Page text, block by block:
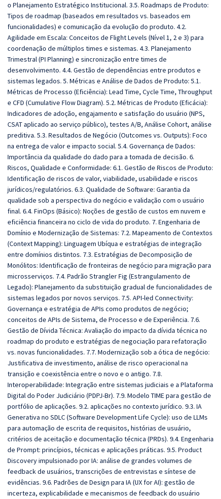
o Planejamento Estratégico Institucional. 3.5. Roadmaps de Produto:
Tipos de roadmap (baseados em resultados vs. baseados em
funcionalidades) e comunicação da evolução do produto. 4.2.
Agilidade em Escala: Conceitos de Flight Levels (Nível 1, 2 e 3) para
coordenação de múltiplos times e sistemas. 4.3. Planejamento
Trimestral (PI Planning) e sincronização entre times de
desenvolvimento. 4.4. Gestão de dependências entre produtos e
sistemas legados. 5. Métricas e Análise de Dados de Produto: 5.1.
Métricas de Processo (Eficiência): Lead Time, Cycle Time, Throughput
e CFD (Cumulative Flow Diagram). 5.2. Métricas de Produto (Eficácia):
Indicadores de adoção, engajamento e satisfação do usuário (NPS,
CSAT aplicado ao serviço público), testes A/B, Análise Cohort, análise
preditiva. 5.3. Resultados de Negócio (Outcomes vs. Outputs): Foco
na entrega de valor e impacto social. 5.4. Governança de Dados:
Importância da qualidade do dado para a tomada de decisão. 6.
Riscos, Qualidade e Conformidade: 6.1. Gestão de Riscos de Produto:
Identificação de riscos de valor, viabilidade, usabilidade e riscos
jurídicos/regulatórios. 6.3. Qualidade de Software: Garantia da
qualidade sob a perspectiva do negócio e validação com o usuário
final. 6.4. FinOps (Básico): Noções de gestão de custos em nuvem e
eficiência financeira no ciclo de vida do produto. 7. Engenharia de
Domínio e Modernização de Sistemas: 7.2. Mapeamento de Contextos
(Context Mapping): Linguagem Ubíqua e estratégias de integração
entre domínios distintos. 7.3. Estratégias de Decomposição de
Monólitos: Identificação de fronteiras de negócio para migração para
microsserviços. 7.4. Padrão Strangler Fig (Estrangulamento de
Legado): Planejamento da substituição gradual de funcionalidades de
sistemas legados por novos serviços. 7.5. API-led Connectivity:
Governança e estratégia de APIs como produtos de negócio;
conceitos de APIs de Sistema, de Processo e de Experiência. 7.6.
Gestão de Dívida Técnica: Avaliação do impacto da dívida técnica no
roadmap do produto e estratégias de negociação para refatoração
vs. novas funcionalidades. 7.7. Modernização sob a ótica de negócio:
Justificativa de investimento, análise de risco operacional na
transição e coexistência entre o novo e o antigo. 7.8.
Interoperabilidade: Integração entre sistemas judiciais e a Plataforma
Digital do Poder Judiciário (PDPJ-Br). 7.9. Modelo TIME para gestão de
portfólio de aplicações. 9.2. aplicações no contexto jurídico. 9.3. IA
Generativa no SDLC (Software Development Life Cycle): uso de LLMs
para automação de escrita de requisitos, histórias de usuário,
critérios de aceitação e documentação técnica (PRDs). 9.4. Engenharia
de Prompt: princípios, técnicas e aplicações práticas. 9.5. Product
Discovery impulsionado por IA: análise de grandes volumes de
feedback de usuários, transcrições de entrevistas e síntese de
evidências. 9.6. Padrões de Design para IA (UX for AI): gestão de
incerteza, explicabilidade e mecanismos de feedback do usuário